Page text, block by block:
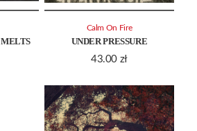
UNDER PRESSURE
43.00 zł
Calm On Fire